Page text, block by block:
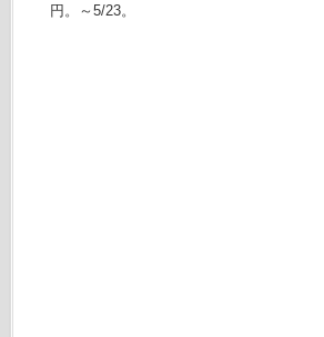
円。～5/23。